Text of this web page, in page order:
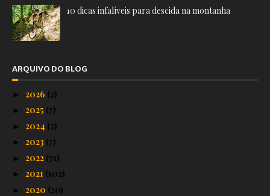
10 dicas infalíveis para descida na montanha
ARQUIVO DO BLOG
► 2026 (2)
► 2025 (7)
► 2024 (5)
► 2023 (7)
► 2022 (71)
► 2021 (102)
► 2020 (20)